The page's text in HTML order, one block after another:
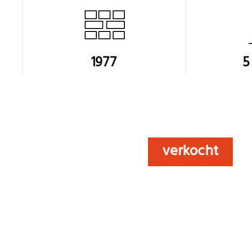
1977 5
verkocht